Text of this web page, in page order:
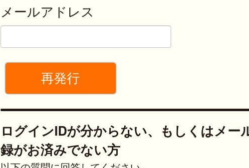
メールアドレス
ログインIDが分からない、もしくはメー
録がお済みでない方